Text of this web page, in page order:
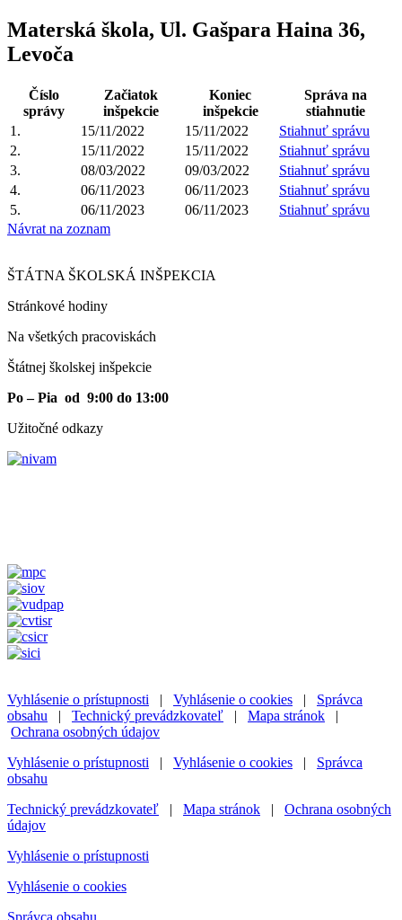
Materská škola, Ul. Gašpara Haina 36,
Levoča
Číslo
správy
Začiatok
inšpekcie
Koniec
inšpekcie
Správa na
stiahnutie
1.
15/11/2022 15/11/2022
Stiahnuť správu
2.
15/11/2022 15/11/2022
Stiahnuť správu
3.
08/03/2022 09/03/2022
Stiahnuť správu
4.
06/11/2023 06/11/2023
Stiahnuť správu
5.
06/11/2023 06/11/2023
Stiahnuť správu
Návrat na zoznam
ŠTÁTNA ŠKOLSKÁ INŠPEKCIA
Stránkové hodiny​
Na všetkých pracoviskách
Štátnej školskej inšpekcie
Po – Pia od 9:00 do 13:00
Užitočné odkazy
Vyhlásenie o prístupnosti | Vyhlásenie o cookies | Správca
obsahu | Technický prevádzkovateľ | Mapa stránok |
Ochrana osobných údajov
Vyhlásenie o prístupnosti | Vyhlásenie o cookies | Správca
obsahu
Technický prevádzkovateľ | Mapa stránok | Ochrana osobných
údajov
Vyhlásenie o prístupnosti
Vyhlásenie o cookies
Správca obsahu